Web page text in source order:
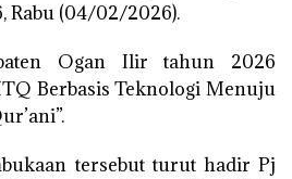
Rabu (04/02/2026).
Ogan Ilir tahun 2026
Berbasis Teknologi Menuju
tersebut turut hadir Pj